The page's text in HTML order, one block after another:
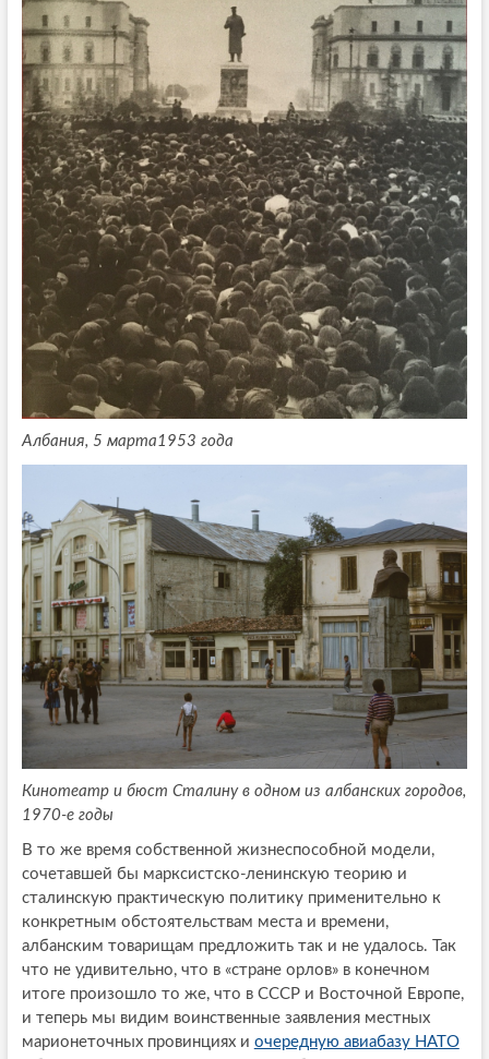
Албания, 5 марта1953 года
Кинотеатр и бюст Сталину в одном из албанских городов,
1970-е годы
В то же время собственной жизнеспособной модели,
сочетавшей бы марксистско-ленинскую теорию и
сталинскую практическую политику применительно к
конкретным обстоятельствам места и времени,
албанским товарищам предложить так и не удалось. Так
что не удивительно, что в «стране орлов» в конечном
итоге произошло то же, что в СССР и Восточной Европе,
и теперь мы видим воинственные заявления местных
марионеточных провинциях и очередную авиабазу НАТО